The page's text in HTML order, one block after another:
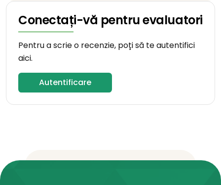
Conectați-vă pentru evaluatori
Pentru a scrie o recenzie, poți să te autentifici
aici.
Autentificare